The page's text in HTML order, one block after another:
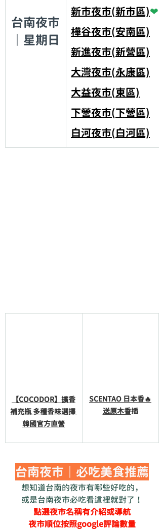
台南夜市
｜星期日
新市夜市(新市區)❤
樺谷夜市(安南區)
新進夜市(新營區)
大灣夜市(永康區)
大益夜市(東區)
下營夜市(下營區)
白河夜市(白河區)
【COCODOR】擴香
補充瓶 多種香味選擇
韓國官方直營
SCENTAO 日本香🔥
送原木香插
台南夜市｜必吃美食推薦
想知道台南的夜市有哪些好吃的，
或是台南夜市必吃看這裡就對了！
點選夜市名稱有介紹或導航
夜市順位按照google評論數量